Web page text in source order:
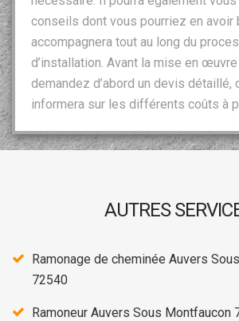
conseils dont vous pourriez en avoir
accompagnera tout au long du
d’installation. Avant la mise en
demandez d’abord un devis détaillé,
informera sur les différents coûts à
AUTRES
Ramonage de cheminée Auvers
72540
Ramoneur Auvers Sous Montfaucon